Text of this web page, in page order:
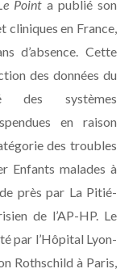
Pointa publié son
cliniques en France,
d’absence. Cette
des données du
des systèmes
en raison
des troubles
Enfants malades à
près par La Pitié-
de l’AP-HP. Le
par l’Hôpital Lyon-
Rothschild à Paris,